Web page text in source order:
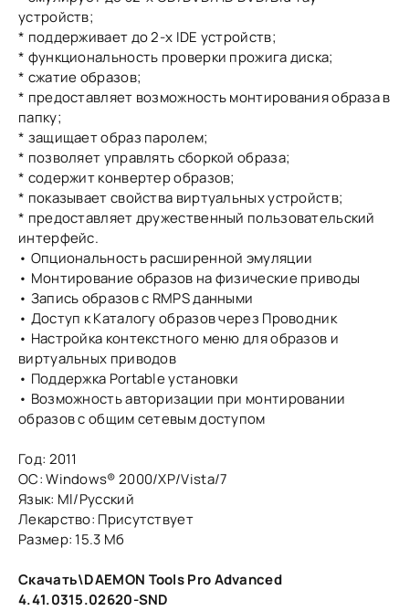
устройств;
* поддерживает до 2-х IDE устройств;
* функциональность проверки прожига диска;
* сжатие образов;
* предоставляет возможность монтирования образа в
папку;
* защищает образ паролем;
* позволяет управлять сборкой образа;
* содержит конвертер образов;
* показывает свойства виртуальных устройств;
* предоставляет дружественный пользовательский
интерфейс.
• Опциональность расширенной эмуляции
• Монтирование образов на физические приводы
• Запись образов с RMPS данными
• Доступ к Каталогу образов через Проводник
• Настройка контекстного меню для образов и
виртуальных приводов
• Поддержка Portable установки
• Возможность авторизации при монтировании
образов с общим сетевым доступом
Год: 2011
ОС: Windows® 2000/XP/Vista/7
Язык: Ml/Русский
Лекарство: Присутствует
Размер: 15.3 Мб
Скачать\DAEMON Tools Pro Advanced
4.41.0315.02620-SND